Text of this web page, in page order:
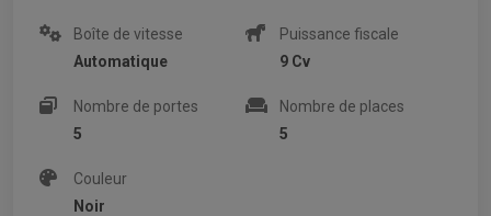
Boîte de vitesse
Automatique
Puissance fiscale
9 Cv
Nombre de portes
5
Nombre de places
5
Couleur
Noir